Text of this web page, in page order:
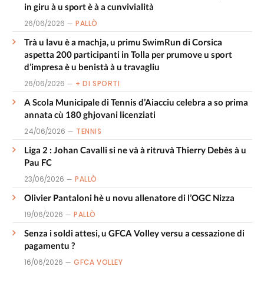
in giru à u sport è à a cunvivialità
26/06/2026 PALLÒ
Trà u lavu è a machja, u primu SwimRun di Corsica
aspetta 200 participanti in Tolla per prumove u sport
d’impresa è u benistà à u travagliu
26/06/2026 + DI SPORTI
A Scola Municipale di Tennis d’Aiacciu celebra a so prima
annata cù 180 ghjovani licenziati
24/06/2026 TENNIS
Liga 2 : Johan Cavalli si ne và à ritruvà Thierry Debès à u
Pau FC
23/06/2026 PALLÒ
Olivier Pantaloni hè u novu allenatore di l’OGC Nizza
19/06/2026 PALLÒ
Senza i soldi attesi, u GFCA Volley versu a cessazione di
pagamentu ?
16/06/2026 GFCA VOLLEY